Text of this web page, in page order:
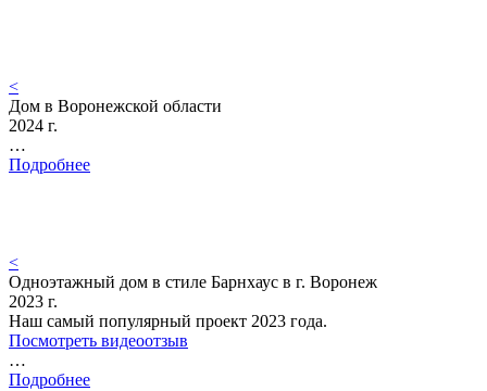
<
Дом в Воронежской области
2024 г.
…
Подробнее
<
Одноэтажный дом в стиле Барнхаус в г. Воронеж
2023 г.
Наш самый популярный проект 2023 года.
Посмотреть видеоотзыв
…
Подробнее